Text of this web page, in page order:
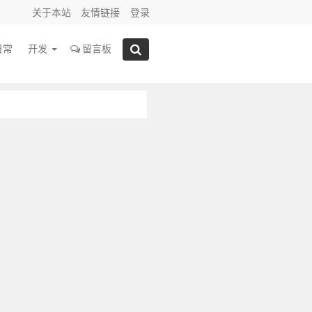
关于本站 友情链接 登录
常 开发 留言板